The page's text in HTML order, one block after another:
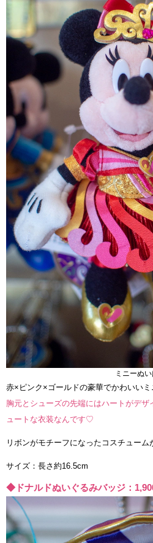
ミニーぬ
赤×ピンク×ゴールドの豪華でかわいいミ
胸元とシューズの先端にはハートがデ
ュートな衣装なんです♡
リボンがモチーフになったコスチューム
サイズ：長さ約16.5cm
◆ドナルドぬいぐるみバッジ：